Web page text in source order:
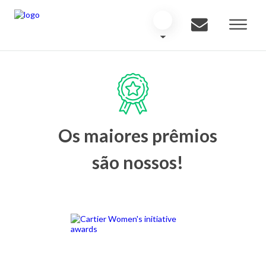
Os maiores prêmios
são nossos!